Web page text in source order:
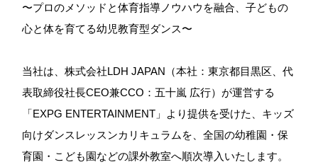
〜プロのメソッドと体育指導ノウハウを融合、子どもの
心と体を育てる幼児教育型ダンス〜
当社は、株式会社LDH JAPAN（本社：東京都目黒区、代
表取締役社長CEO兼CCO：五十嵐 広行）が運営する
「EXPG ENTERTAINMENT」より提供を受けた、キッズ
向けダンスレッスンカリキュラムを、全国の幼稚園・保
育園・こども園などの課外教室へ順次導入いたします。